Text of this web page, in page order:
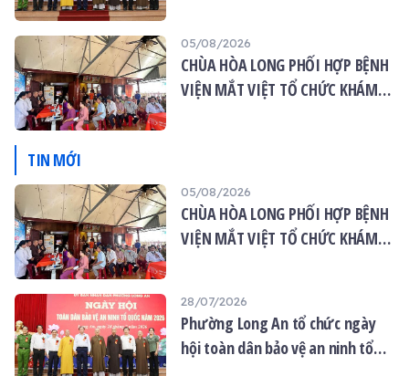
05/08/2026
CHÙA HÒA LONG PHỐI HỢP BỆNH
VIỆN MẮT VIỆT TỔ CHỨC KHÁM
TIN MỚI
05/08/2026
CHÙA HÒA LONG PHỐI HỢP BỆNH
VIỆN MẮT VIỆT TỔ CHỨC KHÁM
28/07/2026
Phường Long An tổ chức ngày
hội toàn dân bảo vệ an ninh tổ